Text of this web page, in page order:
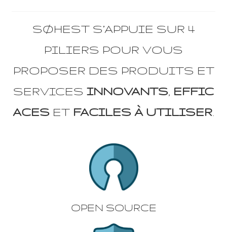
SØHEST S’APPUIE SUR 4
PILIERS POUR VOUS
PROPOSER DES PRODUITS ET
SERVICES INNOVANTS, EFFIC
ACES ET FACILES À UTILISER.
OPEN SOURCE